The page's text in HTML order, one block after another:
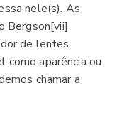
nele(s). As
Bergson[vii]
de lentes
como aparência ou
chamar a